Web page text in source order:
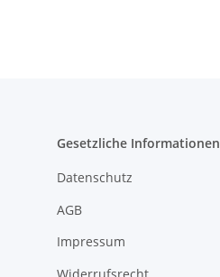
Gesetzliche Informationen
Datenschutz
AGB
Impressum
Widerrufsrecht